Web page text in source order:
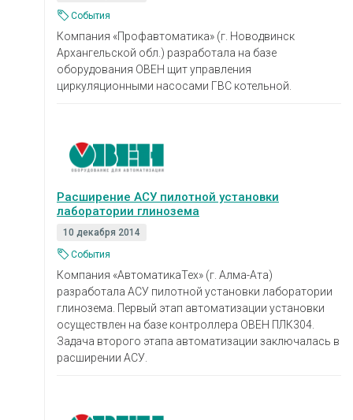
События
Компания «Профавтоматика» (г. Новодвинск
Архангельской обл.) разработала на базе
оборудования ОВЕН щит управления
циркуляционными насосами ГВС котельной.
Расширение АСУ пилотной установки
лаборатории глинозема
10 декабря 2014
События
Компания «АвтоматикаТех» (г. Алма-Ата)
разработала АСУ пилотной установки лаборатории
глинозема. Первый этап автоматизации установки
осуществлен на базе контроллера ОВЕН ПЛК304.
Задача второго этапа автоматизации заключалась в
расширении АСУ.